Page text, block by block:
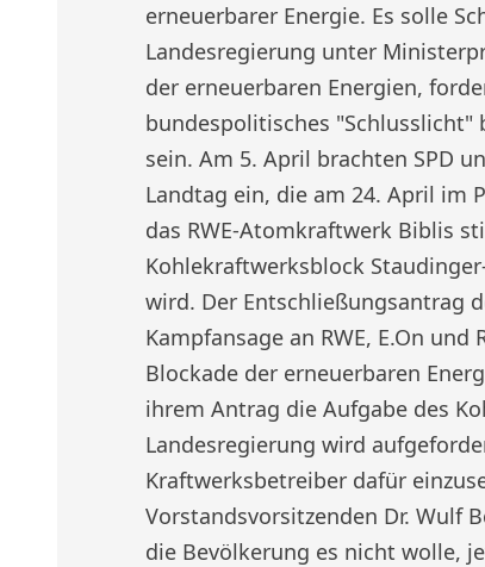
erneuerbarer Energie. Es solle
Landesregierung unter
der erneuerbaren Energien,
bundespolitisches "Schlusslicht"
sein. Am 5. April brachten SPD
Landtag ein, die am 24. April im
das RWE-Atomkraftwerk Biblis
Kohlekraftwerksblock
wird. Der Entschließungsantrag
Kampfansage an RWE, E.On
Blockade der erneuerbaren
ihrem Antrag die Aufgabe des
Landesregierung wird
Kraftwerksbetreiber dafür
Vorstandsvorsitzenden Dr. Wulf
die Bevölkerung es nicht wolle,